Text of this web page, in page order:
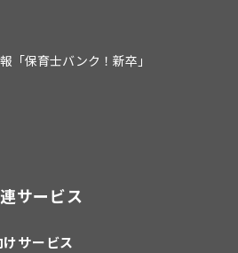
「保育士バンク！新卒」
サービス
サービス